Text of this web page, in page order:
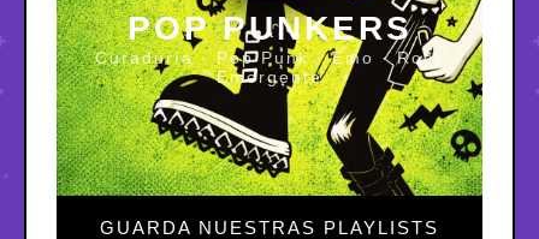
POP PUNKERS
Curaduría · Pop Punk · Emo · Rock
Emergente
GUARDA NUESTRAS PLAYLISTS